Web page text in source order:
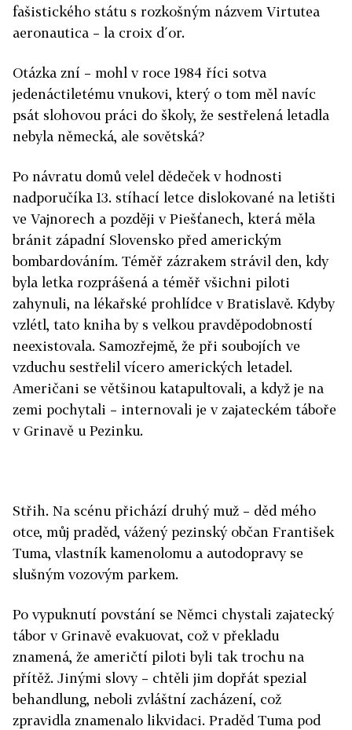
fašistického státu s rozkošným názvem Virtutea
aeronautica – la croix d´or.
Otázka zní – mohl v roce 1984 říci sotva
jedenáctiletému vnukovi, který o tom měl navíc
psát slohovou práci do školy, že sestřelená letadla
nebyla německá, ale sovětská?
Po návratu domů velel dědeček v hodnosti
nadporučíka 13. stíhací letce dislokované na letišti
ve Vajnorech a později v Piešťanech, která měla
bránit západní Slovensko před americkým
bombardováním. Téměř zázrakem strávil den, kdy
byla letka rozprášená a téměř všichni piloti
zahynuli, na lékařské prohlídce v Bratislavě. Kdyby
vzlétl, tato kniha by s velkou pravděpodobností
neexistovala. Samozřejmě, že při soubojích ve
vzduchu sestřelil vícero amerických letadel.
Američani se většinou katapultovali, a když je na
zemi pochytali – internovali je v zajateckém táboře
v Grinavě u Pezinku.
Střih. Na scénu přichází druhý muž – děd mého
otce, můj praděd, vážený pezinský občan František
Tuma, vlastník kamenolomu a autodopravy se
slušným vozovým parkem.
Po vypuknutí povstání se Němci chystali zajatecký
tábor v Grinavě evakuovat, což v překladu
znamená, že američtí piloti byli tak trochu na
přítěž. Jinými slovy – chtěli jim dopřát spezial
behandlung, neboli zvláštní zacházení, což
zpravidla znamenalo likvidaci. Praděd Tuma pod